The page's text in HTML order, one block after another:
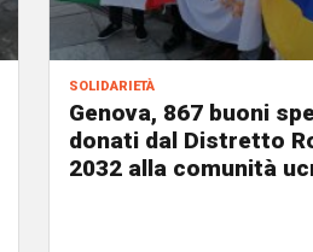
solidarietà
Genova, 867 buoni
donati dal Distretto
2032 alla comunità